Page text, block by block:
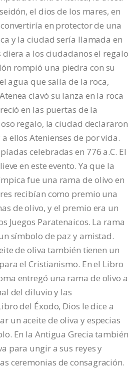
el dios de los mares, en
en protector de una
y la ciudad sería llamada en
a los ciudadanos el regalo
rompió una piedra con su
agua que salía de la roca,
clavó su lanza en la roca
en las puertas de la
regalo, la ciudad declararon
ellos Atenienses de por vida.
celebradas en 776 a.C. El
en este evento. Ya que la
fue una rama de olivo en
recibían como premio una
de olivo, y el premio era un
Juegos Paratenaicos. La rama
símbolo de paz y amistad.
de oliva también tienen un
el Cristianismo. En el Libro
entregó una rama de olivo a
del diluvio y las
del Éxodo, Dios le dice a
un aceite de oliva y especias
En la Antigua Grecia también
para ungir a sus reyes y
ceremonias de consagración.